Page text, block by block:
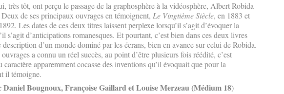
très tôt, ont perçu le passage de la graphosphère à la vidéosphère, Albert Robida
de ses principaux ouvrages en témoignent, Le Vingtième Siècle, en 1883 et
Les dates de ces deux titres laissent perplexe lorsqu’il s’agit d’évoquer la
s’agit d’anticipations romanesques. Et pourtant, c’est bien dans ces deux livres
d’un monde dominé par les écrans, bien en avance sur celui de Robida.
a connu un réel succès, au point d’être plusieurs fois réédité, c’est
caractère apparemment cocasse des inventions qu’il évoquait que pour la
il témoigne.
Daniel Bougnoux, Françoise Gaillard et Louise Merzeau (Médium 18)